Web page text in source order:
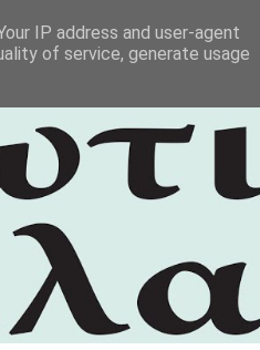
IP address and user-agent
of service, generate usage